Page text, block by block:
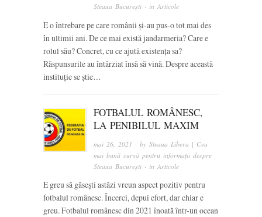
Steaua București · inArticole
E o întrebare pe care românii și-au pus-o tot mai des
în ultimii ani. De ce mai există jandarmeria? Care e
rolul său? Concret, cu ce ajută existența sa?
Răspunsurile au întârziat însă să vină. Despre această
instituție se știe…
FOTBALUL ROMÂNESC,
LA PENIBILUL MAXIM
mai 26, 2021 · bySteaua Libera | Cea
mai bună sursă pentru informații despre
Steaua București · inArticole
E greu să găsești astăzi vreun aspect pozitiv pentru
fotbalul românesc. Încerci, depui efort, dar chiar e
greu. Fotbalul românesc din 2021 înoată într-un ocean